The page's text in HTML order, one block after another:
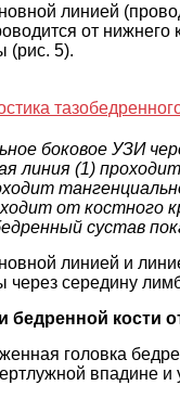
линией
от нижнего
(рис. 5).
боковое УЗИ
линия (1)
от костного
сустав
линией и
через середину
бедренной кости
головка
впадине